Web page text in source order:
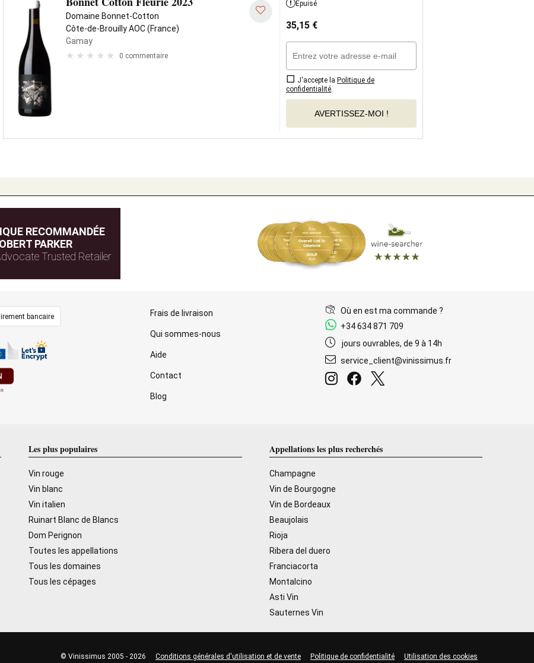
Domaine Bonnet-Cotton
Côte-de-Brouilly AOC (France)
Gamay
0 commentaire
Épuisé
35,15 €
J'accepte la Politique de
confidentialité
AVERTISSEZ-MOI !
RECOMMANDÉE
PARKER
Trusted Retailer
bancaire Frais de livraison
Qui sommes-nous
Aide
Contact
Blog
Où en est ma commande ?
+34 634 871 709
jours ouvrables, de 9 à 14h
service_client@vinissimus.fr
Les plus populaires
Vin rouge
Vin blanc
Vin italien
Ruinart Blanc de Blancs
Dom Perignon
Toutes les appellations
Tous les domaines
Tous les cépages
Appellations les plus recherchés
Champagne
Vin de Bourgogne
Vin de Bordeaux
Beaujolais
Rioja
Ribera del duero
Franciacorta
Montalcino
Asti Vin
Sauternes Vin
© Vinissimus 2005 - 2026 Conditions générales d'utilisation et de vente Politique de confidentialité Utilisation des cookies